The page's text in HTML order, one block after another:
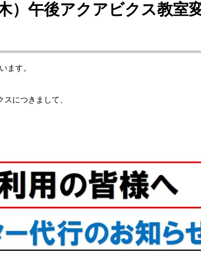
）午後アクアビクス教室
ます。
につきまして、